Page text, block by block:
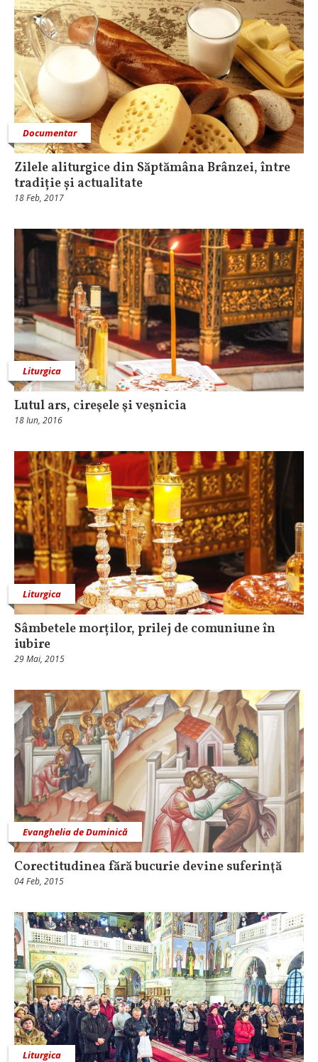
Documentar
Zilele aliturgice din Săptămâna Brânzei, între
tradiție și actualitate
18 Feb, 2017
Liturgica
Lutul ars, cireşele şi veşnicia
18 Iun, 2016
Liturgica
Sâmbetele morților, prilej de comuniune în
iubire
29 Mai, 2015
Evanghelia de Duminică
Corectitudinea fără bucurie devine suferinţă
04 Feb, 2015
Liturgica